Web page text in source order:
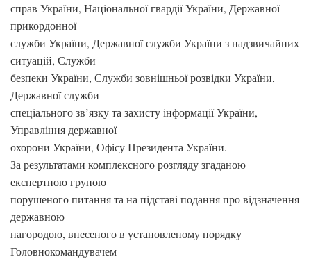
справ України, Національної гвардії України, Державної
прикордонної
служби України, Державної служби України з надзвичайних
ситуацій, Служби
безпеки України, Служби зовнішньої розвідки України,
Державної служби
спеціального зв’язку та захисту інформації України,
Управління державної
охорони України, Офісу Президента України.
За результатами комплексного розгляду згаданою
експертною групою
порушеного питання та на підставі подання про відзначення
державною
нагородою, внесеного в установленому порядку
Головнокомандувачем